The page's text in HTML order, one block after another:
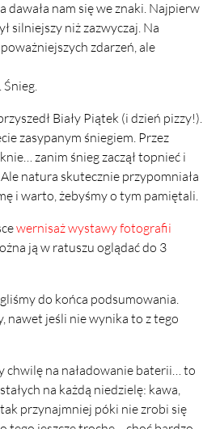
dawała nam się we znaki. Najpierw
silniejszy niż zazwyczaj. Na
zdarzeń, ale
Śnieg.
Biały Piątek (i dzień pizzy!).
zasypanym śniegiem. Przez
zanim śnieg zaczął topnieć i
natura skutecznie przypomniała
i warto, żebyśmy o tym pamiętali.
wernisaż wystawy fotografii
ją w ratuszu oglądać do 3
do końca podsumowania.
nawet jeśli nie wynika to z tego
chwilę na naładowanie baterii… to
na każdą niedzielę: kawa,
przynajmniej póki nie zrobi się